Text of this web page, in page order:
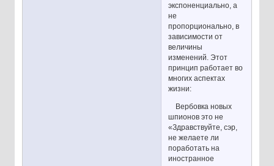
экспоненциально, а
не
пропорционально, в
зависимости от
величины
изменений. Этот
принцип работает во
многих аспектах
жизни:
Вербовка новых
шпионов это не
«Здравствуйте, сэр,
не желаете ли
поработать на
иностранное